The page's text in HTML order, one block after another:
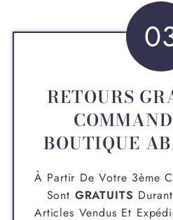
RETOURS
BOUTIQUE
À Partir De Votre 3ème
Sont GRATUITS Durant
Articles Vendus Et